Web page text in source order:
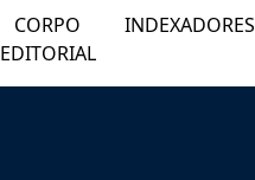
CORPO
EDITORIAL
INDEXADORES